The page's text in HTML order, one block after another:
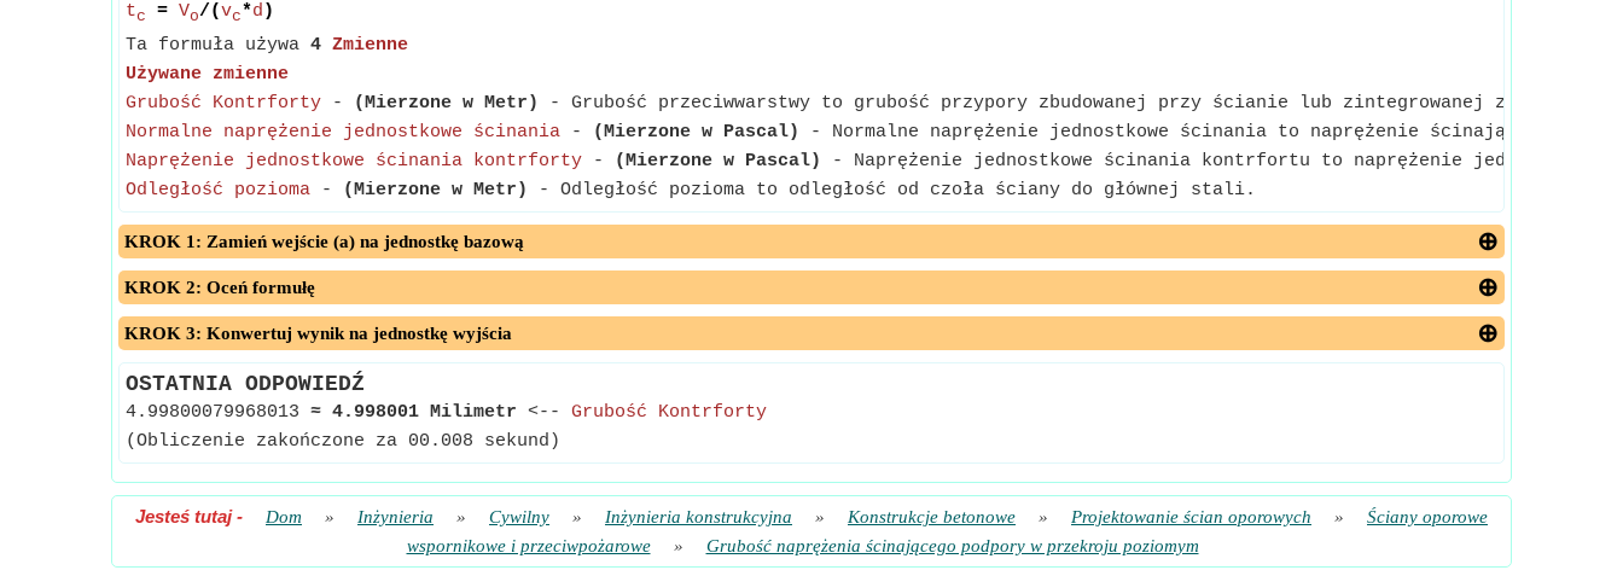
tc = Vo/(vc*d )
Ta formuła używa 4 Zmienne
Używane zmienne
Grubość Kontrforty - (Mierzone w Metr)
- Grubość przeciwwarstwy to grubość przypory zbudowanej przy ścianie lub zintegrowanej ze
Normalne naprężenie jednostkowe ścinania - (Mierzone w Pascal)
- Normalne naprężenie jednostkowe ścinania to naprężenie ścinające
Naprężenie jednostkowe ścinania kontrforty - (Mierzone w Pascal)
- Naprężenie jednostkowe ścinania kontrfortu to naprężenie jednostkowe
Odległość pozioma - (Mierzone w Metr) - Odległość pozioma to odległość od czoła ściany do głównej stali.
KROK 1: Zamień wejście (a) na jednostkę bazową
KROK 2: Oceń formułę
KROK 3: Konwertuj wynik na jednostkę wyjścia
OSTATNIA ODPOWIEDŹ
4.99800079968013 ≈ 4.998001 Milimetr <-- Grubość Kontrforty
(Obliczenie zakończone za 00.008 sekund)
Jesteś tutaj- Dom » Inżynieria » Cywilny » Inżynieria konstrukcyjna » Konstrukcje betonowe » Projektowanie ścian oporowych »
Ściany oporowe
wspornikowe i przeciwpożarowe
» Grubość naprężenia ścinającego podpory w przekroju poziomym